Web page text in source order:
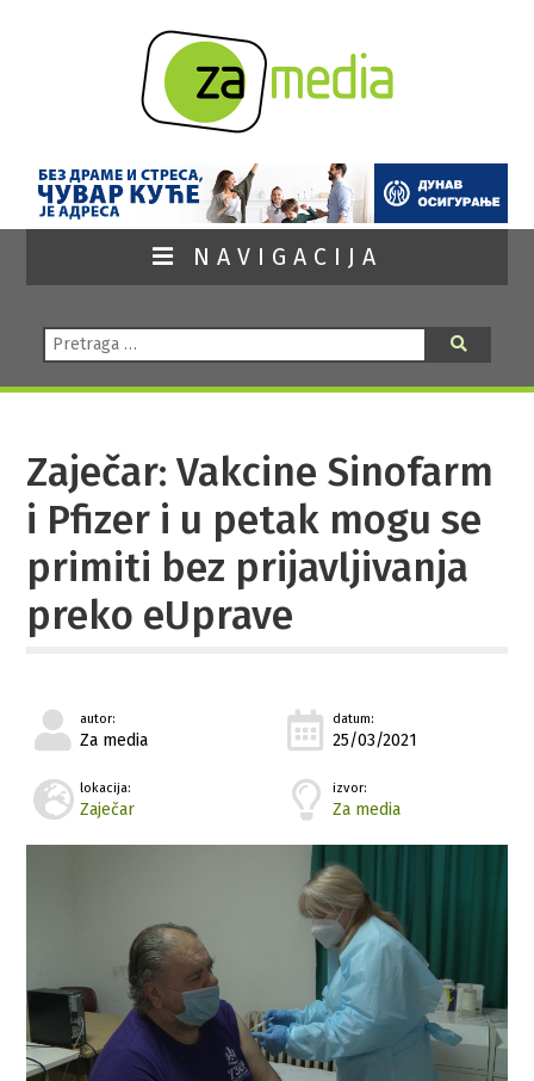
NAVIGACIJA
Pretraga:
Zaječar: Vakcine Sinofarm
i Pfizer i u petak mogu se
primiti bez prijavljivanja
preko eUprave
autor:
Za media
datum:
25/03/2021
lokacija:
Zaječar
izvor:
Za media